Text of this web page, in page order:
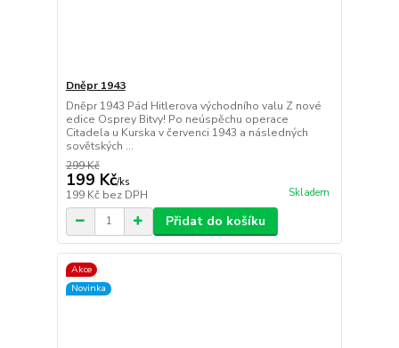
Dněpr 1943
Dněpr 1943 Pád Hitlerova východního valu Z nové
edice Osprey Bitvy! Po neúspěchu operace
Citadela u Kurska v červenci 1943 a následných
sovětských ...
299 Kč
199 Kč/ks
199 Kč bez DPH Skladem
Přidat do košíku
Akce
Novinka